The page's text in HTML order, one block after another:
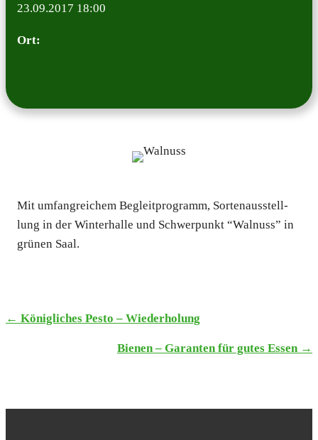
23.09.2017 18:00
Ort:
Mit umfang­rei­chem Begleit­pro­gramm, Sor­ten­aus­stell­
lung in der Win­ter­hal­le und Schwer­punkt “Wal­nuss” in
grü­nen Saal.
TERMINE
NAVIGATION
← König­li­ches Pes­to – Wie­der­ho­lung
Bie­nen – Garan­ten für gutes Essen →